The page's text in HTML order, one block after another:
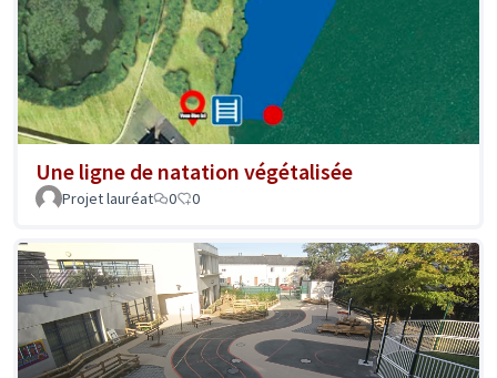
Une ligne de natation végétalisée
Projet lauréat 0 0